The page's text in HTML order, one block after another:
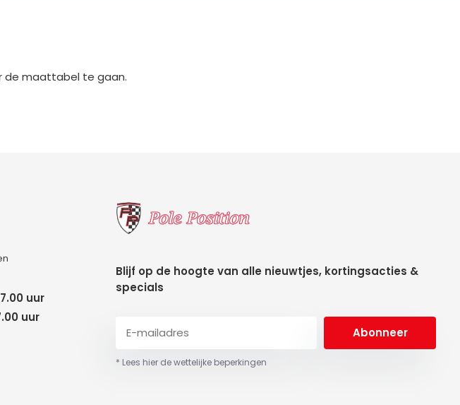
de maattabel te gaan.
uur
uur
Blijf op de hoogte van alle nieuwtjes, kortingsacties &
specials
Abonneer
* Lees hier de wettelijke beperkingen